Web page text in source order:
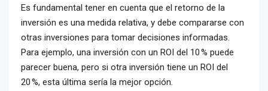
Es fundamental tener en cuenta que el retorno de la
inversión es una medida relativa, y debe compararse con
otras inversiones para tomar decisiones informadas.
Para ejemplo, una inversión con un ROI del 10 % puede
parecer buena, pero si otra inversión tiene un ROI del
20 %, esta última sería la mejor opción.